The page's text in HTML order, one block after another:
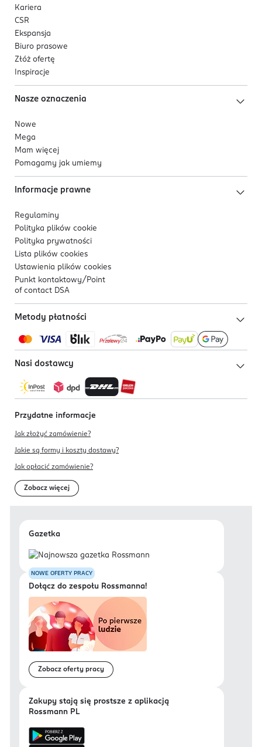
Kariera
CSR
Ekspansja
Biuro prasowe
Złóż ofertę
Inspiracje
Nasze oznaczenia
Nowe
Mega
Mam więcej
Pomagamy jak umiemy
Informacje prawne
Regulaminy
Polityka plików cookie
Polityka prywatności
Lista plików cookies
Ustawienia plików cookies
Punkt kontaktowy/ Point
of contact DSA
Metody płatności
Nasi dostawcy
Przydatne informacje
Jak złożyć zamówienie?
Jakie są formy i koszty dostawy?
Jak opłacić zamówienie?
Zobacz więcej
Gazetka
NOWE OFERTY PRACY
Dołącz do zespołu Rossmanna!
Zobacz oferty pracy
Zakupy stają się prostsze z aplikacją
Rossmann PL